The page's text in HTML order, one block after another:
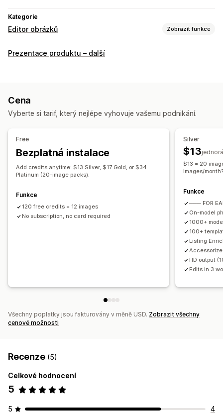
Kategorie
Editor obrázků Zobrazit funkce
Optimalizace obrázků
Hromadné úpravy
Změna velikosti
Prezentace produktu – další
Cena
Vyberte si tarif, který nejlépe vyhovuje vašemu podnikání.
Free
Bezplatná instalace
Add credits anytime: $13 Silver, $17 Gold, or $34
Platinum (20-image packs).
Funkce
120 free credits = 12 images
No subscription, no card required
Silver
$13
$13 = 20
images/
Funkce
─── FOR
On-model
1000+
100+
Listing
HD output
Edits in 3
Všechny poplatky jsou fakturovány v měně USD. Zobrazit všechny
cenové možnosti
Recenze (5)
Celkové hodnocení
5
5
4